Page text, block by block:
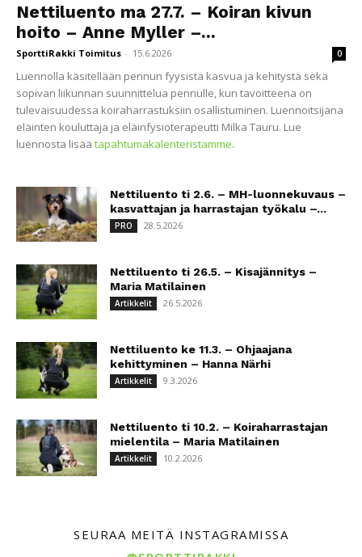
Nettiluento ma 27.7. – Koiran kivun
hoito – Anne Myller –...
SporttiRakki Toimitus - 15.6.2026 0
Luennolla käsitellään pennun fyysistä kasvua ja kehitystä sekä
sopivan liikunnan suunnittelua pennulle, kun tavoitteena on
tulevaisuudessa koiraharrastuksiin osallistuminen. Luennoitsijana
eläinten kouluttaja ja eläinfysioterapeutti Milka Tauru. Lue
luennosta lisää tapahtumakalenteristamme.
Nettiluento ti 2.6. – MH-luonnekuvaus –
kasvattajan ja harrastajan työkalu –...
PRO 28.5.2026
Nettiluento ti 26.5. – Kisajännitys –
Maria Matilainen
Artikkelit 26.5.2026
Nettiluento ke 11.3. – Ohjaajana
kehittyminen – Hanna Närhi
Artikkelit 9.3.2026
Nettiluento ti 10.2. – Koiraharrastajan
mielentila – Maria Matilainen
Artikkelit 10.2.2026
SEURAA MEITÄ INSTAGRAMISSA